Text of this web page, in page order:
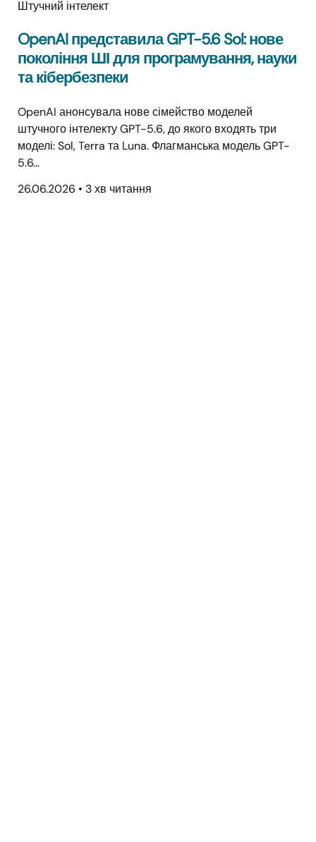
Штучний інтелект
OpenAI представила GPT-5.6 Sol: нове
покоління ШІ для програмування, науки
та кібербезпеки
OpenAI анонсувала нове сімейство моделей
штучного інтелекту GPT-5.6, до якого входять три
моделі: Sol, Terra та Luna. Флагманська модель GPT-
5.6…
26.06.2026 • 3 хв читання